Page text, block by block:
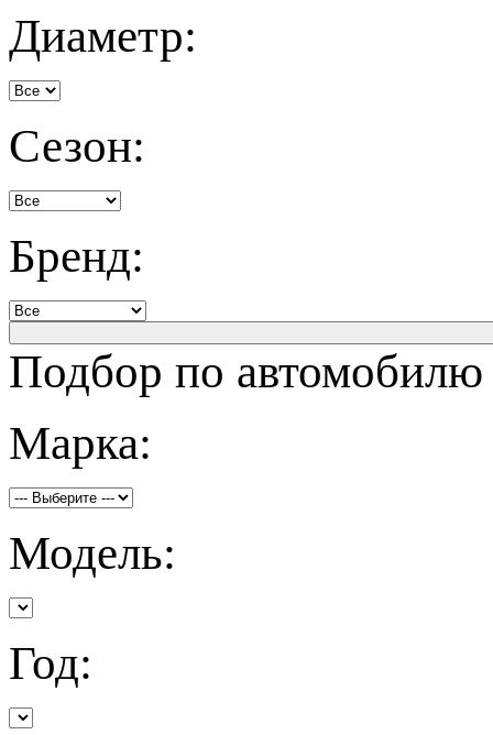
Диаметр:
Сезон:
Бренд:
Подбор по автомобилю
Марка:
Модель:
Год: